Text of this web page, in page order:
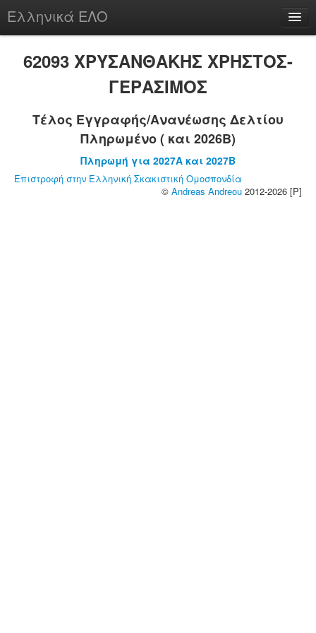
Ελληνικά ΕΛΟ
chesstu.be @ discord
62093 ΧΡΥΣΑΝΘΑΚΗΣ ΧΡΗΣΤΟΣ-
ΓΕΡΑΣΙΜΟΣ
Τέλος Εγγραφής/Ανανέωσης Δελτίου
Πληρωμένο ( και 2026B)
Πληρωμή για 2027A και 2027B
Επιστροφή στην Ελληνική Σκακιστική Ομοσπονδία
© Andreas Andreou 2012-2026 [P]